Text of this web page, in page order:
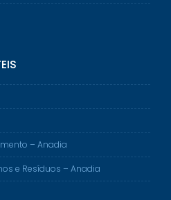
– Anadia
e Resíduos – Anadia